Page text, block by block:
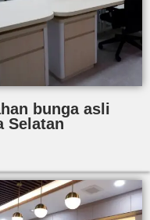
bunga asli
Selatan